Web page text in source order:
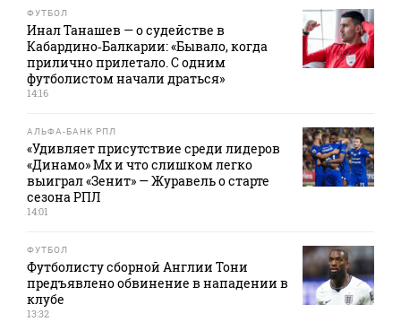
ФУТБОЛ
Инал Танашев — о судействе в
Кабардино‑Балкарии: «Бывало, когда
прилично прилетало. С одним
футболистом начали драться»
14:16
АЛЬФА-БАНК РПЛ
«Удивляет присутствие среди лидеров
«Динамо» Мх и что слишком легко
выиграл «Зенит» — Журавель о старте
сезона РПЛ
14:01
ФУТБОЛ
Футболисту сборной Англии Тони
предъявлено обвинение в нападении в
клубе
13:32